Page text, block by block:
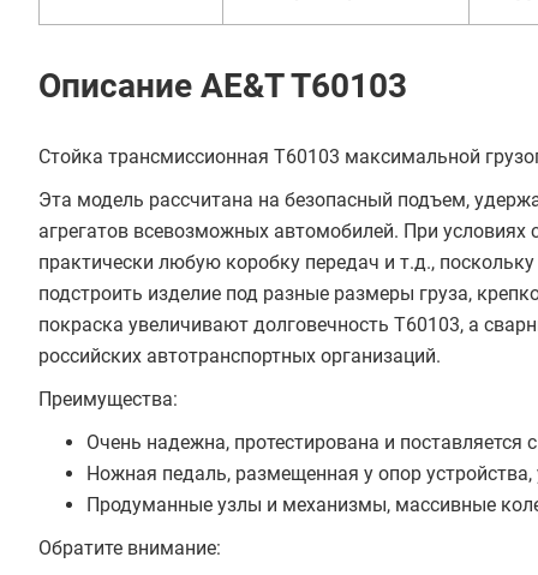
Описание AE&T T60103
Стойка трансмиссионная T60103 максимальной
Эта модель рассчитана на безопасный подъем,
агрегатов всевозможных автомобилей. При
практически любую коробку передач и т.д.,
подстроить изделие под разные размеры груза,
покраска увеличивают долговечность T60103, а
российских автотранспортных организаций.
Преимущества:
Очень надежна, протестирована и поставляется
Ножная педаль, размещенная у опор
Продуманные узлы и механизмы, массивные
Обратите внимание: